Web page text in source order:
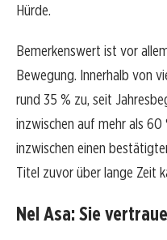
Hürde.
Bemerkenswert ist vor
Bewegung. Innerhalb von
rund 35 % zu, seit
inzwischen auf mehr als 60
inzwischen einen
Titel zuvor über lange Zeit
Nel Asa: Sie